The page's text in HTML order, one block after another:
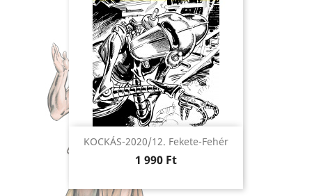
KOCKÁS-2020/12. Fekete-Fehér
Ár
1 990 Ft